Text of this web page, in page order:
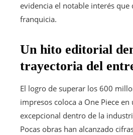
evidencia el notable interés que
franquicia.
Un hito editorial
trayectoria del
El logro de superar los 600
impresos coloca a One Piece en
excepcional dentro de la
Pocas obras han alcanzado